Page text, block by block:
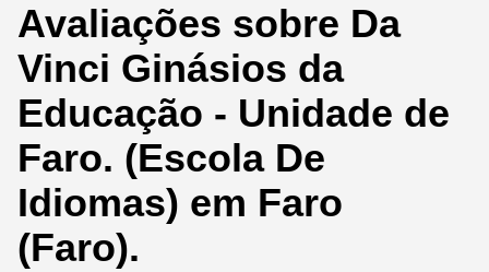
Avaliações sobre Da
Vinci Ginásios da
Educação - Unidade de
Faro. (Escola De
Idiomas) em Faro
(Faro).